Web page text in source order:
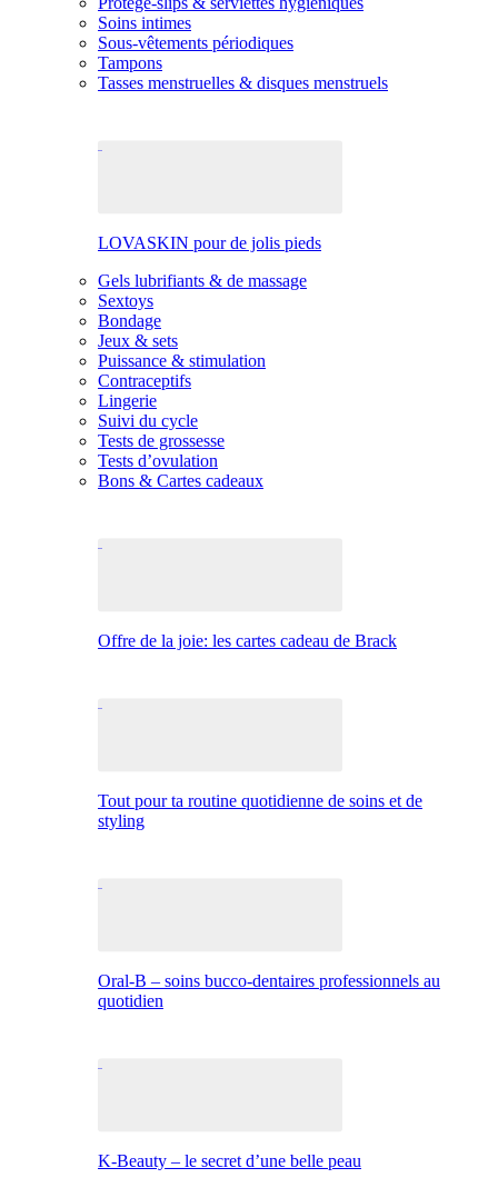
Soins intimes
Sous-vêtements périodiques
Tampons
Tasses menstruelles & disques menstruels
LOVASKIN pour de jolis pieds
Gels lubrifiants & de massage
Sextoys
Bondage
Jeux & sets
Puissance & stimulation
Contraceptifs
Lingerie
Suivi du cycle
Tests de grossesse
Tests d’ovulation
Bons & Cartes cadeaux
Offre de la joie: les cartes cadeau de Brack
Tout pour ta routine quotidienne de soins et de
styling
Oral-B – soins bucco-dentaires professionnels au
quotidien
K-Beauty – le secret d’une belle peau